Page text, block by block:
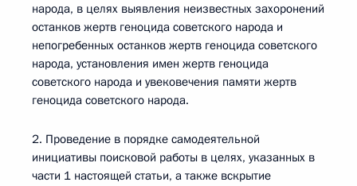
народа, в целях выявления неизвестных захоронений
останков жертв геноцида советского народа и
непогребенных останков жертв геноцида советского
народа, установления имен жертв геноцида
советского народа и увековечения памяти жертв
геноцида советского народа.
2. Проведение в порядке самодеятельной
инициативы поисковой работы в целях, указанных в
части 1 настоящей статьи, а также вскрытие